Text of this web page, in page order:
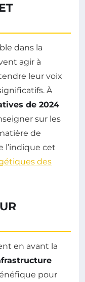
dans la
agir à
leur voix
À
de 2024
sur les
de
l’indique cet
des
en avant la
pour